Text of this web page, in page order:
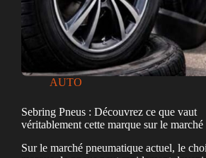
AUTO
Sebring Pneus : Découvrez ce que vaut
véritablement cette marque sur le marché
Sur le marché pneumatique actuel, le